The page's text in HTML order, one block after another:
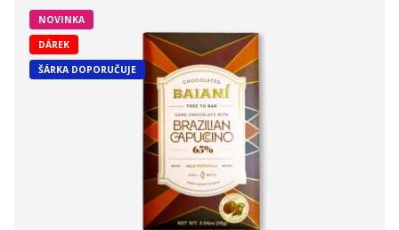
NOVINKA
DÁREK
ŠÁRKA DOPORUČUJE